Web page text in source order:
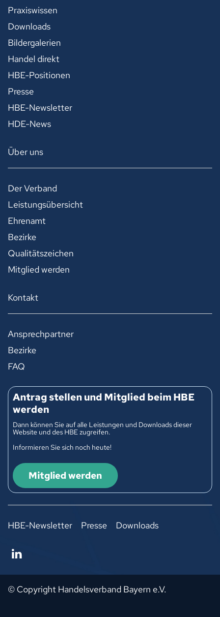
Praxiswissen
Downloads
Bildergalerien
Handel direkt
HBE-Positionen
Presse
HBE-Newsletter
HDE-News
Über uns
Der Verband
Leistungsübersicht
Ehrenamt
Bezirke
Qualitätszeichen
Mitglied werden
Kontakt
Ansprechpartner
Bezirke
FAQ
Antrag stellen und Mitglied beim HBE
werden
Dann können Sie auf alle Leistungen und Downloads dieser
Website und des HBE zugreifen.
Informieren Sie sich noch heute!
Mitglied werden
HBE-Newsletter Presse Downloads
© Copyright Handelsverband Bayern e.V.